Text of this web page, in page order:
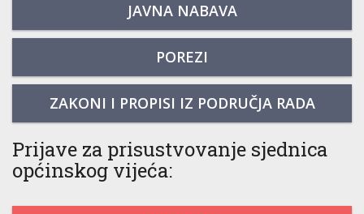
JAVNA NABAVA
POREZI
ZAKONI I PROPISI IZ PODRUČJA RADA
Prijave za prisustvovanje sjednica
općinskog vijeća: